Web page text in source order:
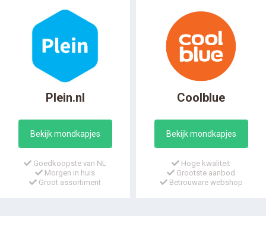
Plein.nl
Bekijk mondkapjes
Goedkoopste van NL
Morgen in huis
Groot assortiment
Coolblue
Bekijk mondkapjes
Hoge kwaliteit
Grootste aanbod
Betrouware webshop